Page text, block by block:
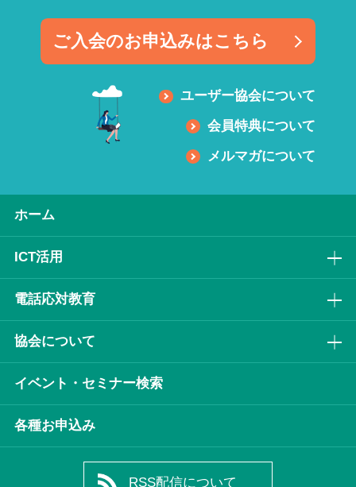
ご入会のお申込みはこちら
ユーザー協会について
会員特典について
メルマガについて
ホーム
ICT活⽤
電話応対教育
協会について
イベント・セミナー検索
各種お申込み
RSS配信について